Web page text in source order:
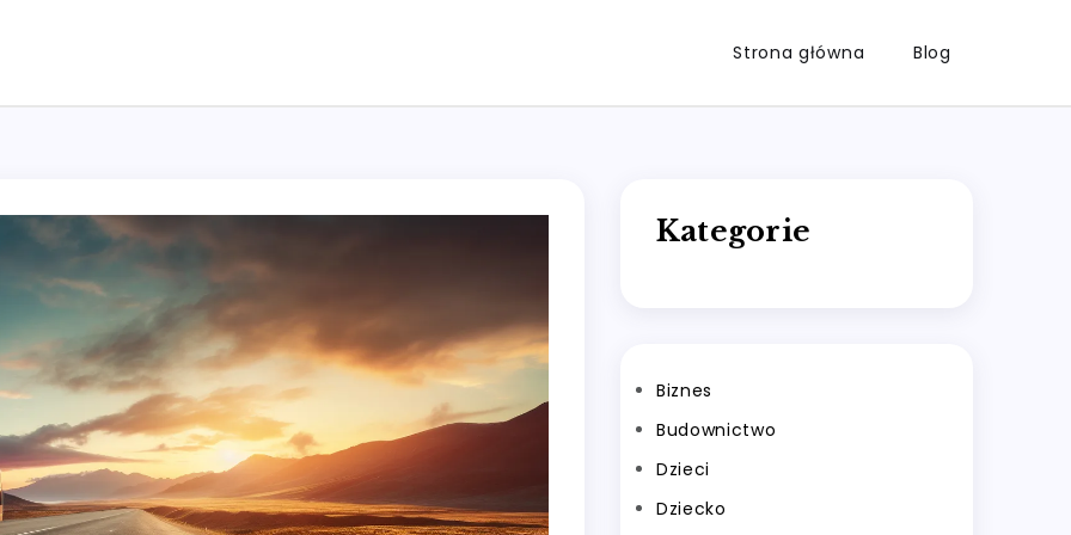
Strona główna Blog
Kategorie
Biznes
Budownictwo
Dzieci
Dziecko